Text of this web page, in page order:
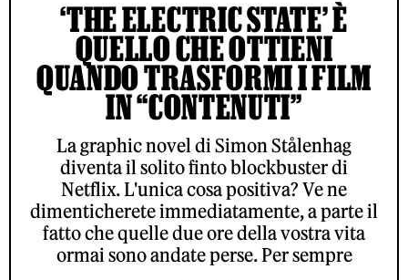
‘THE ELECTRIC STATE’ È
QUELLO CHE OTTIENI
QUANDO TRASFORMI I FILM
IN “CONTENUTI”
La graphic novel di Simon Stålenhag
diventa il solito finto blockbuster di
Netflix. L'unica cosa positiva? Ve ne
dimenticherete immediatamente, a parte il
fatto che quelle due ore della vostra vita
ormai sono andate perse. Per sempre